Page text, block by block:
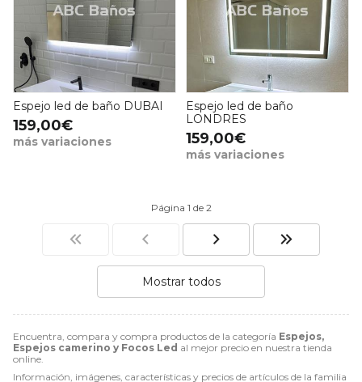
Encuentra, compara y compra productos de la categoría Espejos,
Espejos camerino y Focos Led al mejor precio en nuestra tienda
online.
Información, imágenes, características y precios de artículos de la familia
Espejo led de baño DUBAI
159,00€
más variaciones
Espejo led de baño
LONDRES
159,00€
más variaciones
Página 1 de 2
Mostrar todos